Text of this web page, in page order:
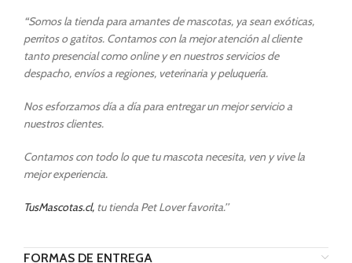
“Somos la tienda para amantes de mascotas, ya sean exóticas,
perritos o gatitos. Contamos con la mejor atención al cliente
tanto presencial como online y en nuestros servicios de
despacho, envíos a regiones, veterinaria y peluquería.
Nos esforzamos día a día para entregar un mejor servicio a
nuestros clientes.
Contamos con todo lo que tu mascota necesita, ven y vive la
mejor experiencia.
TusMascotas.cl, tu tienda Pet Lover favorita.’’
FORMAS DE ENTREGA